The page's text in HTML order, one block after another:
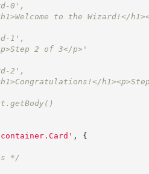
0',
to the Wizard!</
1',
2 of 3</p>'
2',
' , {
*/